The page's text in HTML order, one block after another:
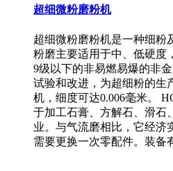
超细微粉磨粉机
超细微粉磨粉机是一种细粉
粉磨主要适用于中、低硬度
9级以下的非易燃易爆的非
试验和改进，为超细粉的生
机，细度可达0.006毫米。
于加工石膏、方解石、滑石
业。与气流磨相比，它经济
需要更换一次零配件。装备